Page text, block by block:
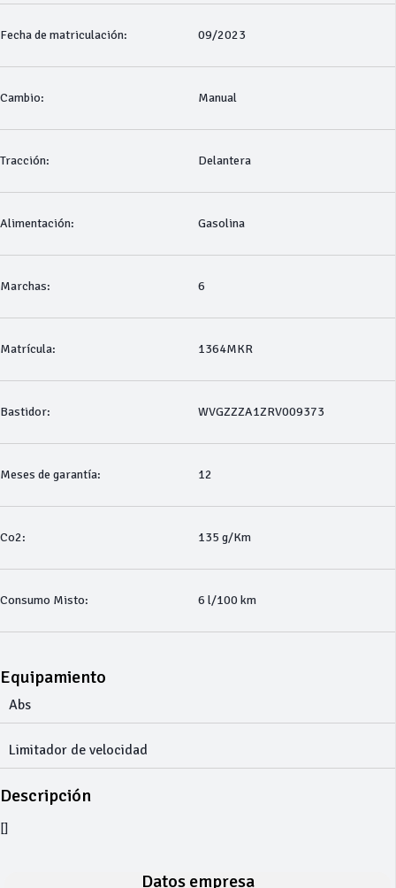
Fecha de matriculación: 09/2023
Cambio: Manual
Tracción: Delantera
Alimentación: Gasolina
Marchas: 6
Matrícula: 1364MKR
Bastidor: WVGZZZA1ZRV009373
Meses de garantía: 12
Co2: 135 g/Km
Consumo Misto: 6 l/100 km
Equipamiento
Abs
Limitador de velocidad
Descripción
[]
Datos empresa